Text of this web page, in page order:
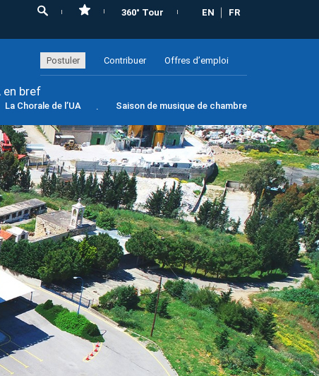
360° Tour EN FR
Postuler Contribuer Offres d’emploi
en bref
La Chorale de l’UA Saison de musique de chambre